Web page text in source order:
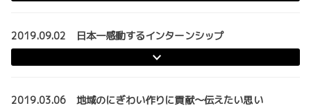
2019.09.02 日本一感動するインターンシップ
2019.03.06 地域のにぎわい作りに貢献～伝えたい思い